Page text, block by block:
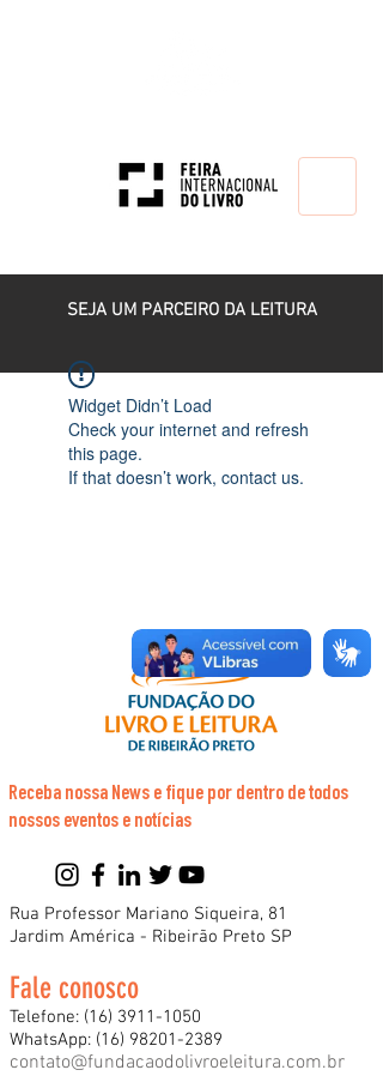
SEJA UM PARCEIRO DA LEITURA
Widget Didn’t Load
Check your internet and refresh
this page.
If that doesn’t work, contact us.
Receba nossa News e fique por dentro de todos
nossos eventos e notícias
Rua Professor Mariano Siqueira, 81
Jardim América - Ribeirão Preto SP
Fale conosco
Telefone: (16) 3911-1050
WhatsApp: (16) 98201-2389
contato@fundacaodolivroeleitura.com.br